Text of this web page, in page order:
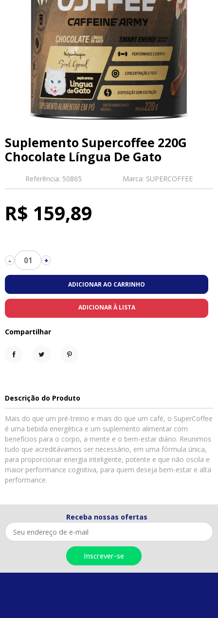
Suplemento Supercoffee 220G
Chocolate Língua De Gato
Referência: 50865 Marca: SUPERCOFFEE
R$ 159,89
- 01 +
ADICIONAR AO CARRINHO
ADICIONAR À LISTA
Compartilhar
Descrição do Produto
Mais do que um pré-treino e mais do que um café, o SuperCoffee
é uma bebida energética e um suplemento alimentar com
benefícios para o corpo, a mente e o bem-estar diário. Reunimos
tudo que acreditávamos ser necessário, em uma fórmula única,
para proporcionar energia inteligente, potente e que não oscila e
maior performance cognitiva, para quem deseja bem-estar e alta
performance.
Receba nossas ofertas